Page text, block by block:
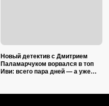
Новый детектив с Дмитрием
Паламарчуком ворвался в топ
Иви: всего пара дней — а уже